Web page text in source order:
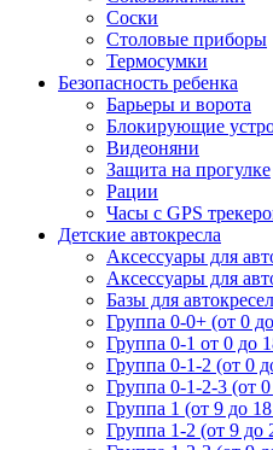
Соски
Столовые приборы
Термосумки
Безопасность ребенка
Барьеры и ворота
Блокирующие
Видеоняни
Защита на прогулке
Рации
Часы с GPS
Детские автокресла
Аксессуары для
Аксессуары для
Базы для автокресел
Группа 0-0+ (от 0
Группа 0-1 от 0 до
Группа 0-1-2 (от 0
Группа 0-1-2-3 (от
Группа 1 (от 9 до
Группа 1-2 (от 9 до